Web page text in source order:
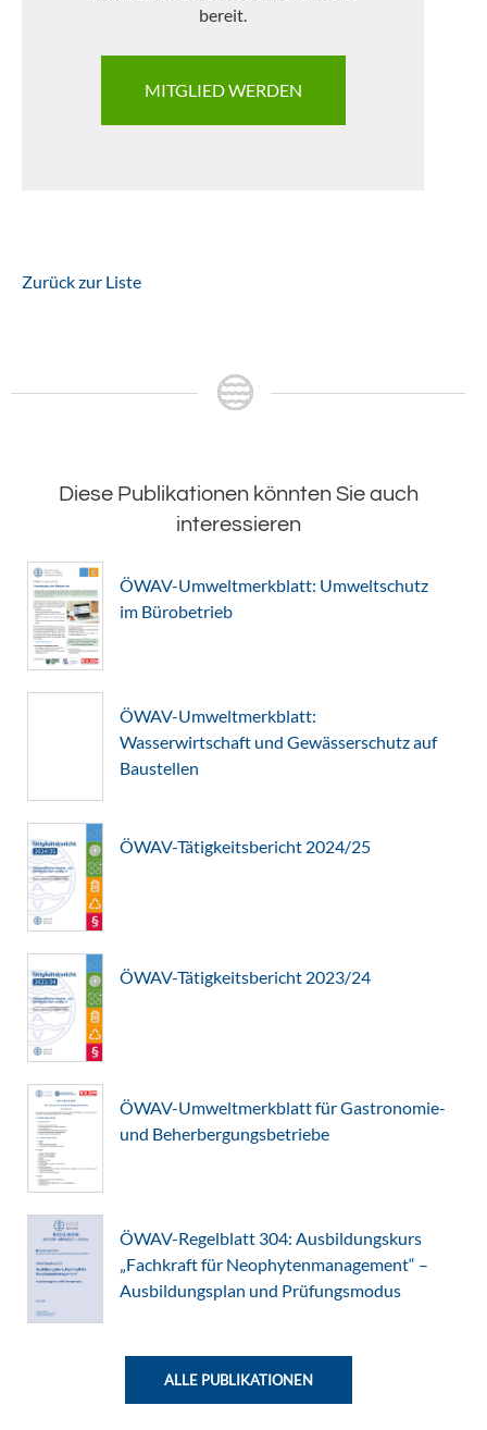
bereit.
MITGLIED WERDEN
Zurück zur Liste
Diese Publikationen könnten Sie auch
interessieren
ÖWAV-Umweltmerkblatt: Umweltschutz
im Bürobetrieb
ÖWAV-Umweltmerkblatt:
Wasserwirtschaft und Gewässerschutz auf
Baustellen
ÖWAV-Tätigkeitsbericht 2024/25
ÖWAV-Tätigkeitsbericht 2023/24
ÖWAV-Umweltmerkblatt für Gastronomie-
und Beherbergungsbetriebe
ÖWAV-Regelblatt 304: Ausbildungskurs
„Fachkraft für Neophytenmanagement“ –
Ausbildungsplan und Prüfungsmodus
ALLE PUBLIKATIONEN